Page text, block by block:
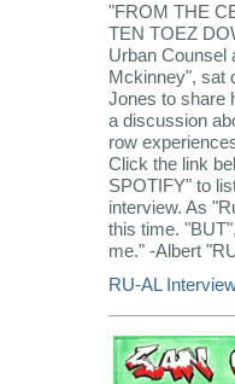
"FROM THE
TEN TOEZ
Urban Counsel
Mckinney", sat
Jones to share
a discussion
row
Click the link
SPOTIFY" to
interview. As
this time.
me." -Albert
RU-AL